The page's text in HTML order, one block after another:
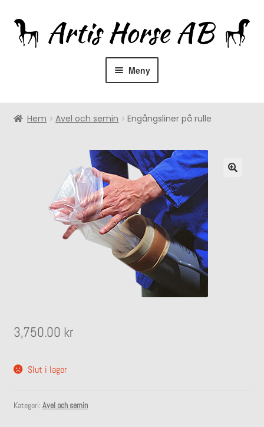
Hoppa
till
navigering
Hoppa
till
innehåll
Meny
Återförsäljare
Rådgivning
Utrustning
Expandera
undermeny
Hästprodukter
Expandera
undermeny
Stall
Expandera
undermeny
Hem Avel och semin Engångsliner på rulle
3,750.00 kr
Slut i lager
Kategori: Avel och semin